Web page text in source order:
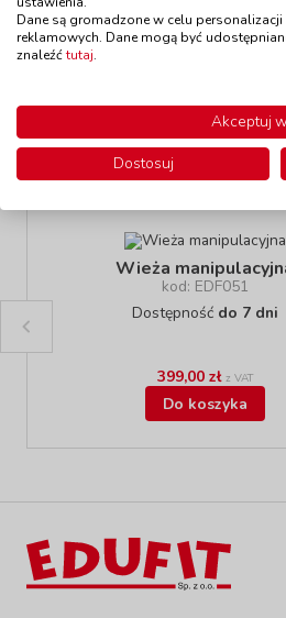
89,00 zł z VAT
Polecamy
Wieża
kod: EDF051
Dostępność do 7 dni
399,00 zł z VAT
Do koszyka
Dane są gromadzone w celu
reklamowych. Dane mogą być
znaleźćtutaj.
Akceptuj
Dostosuj